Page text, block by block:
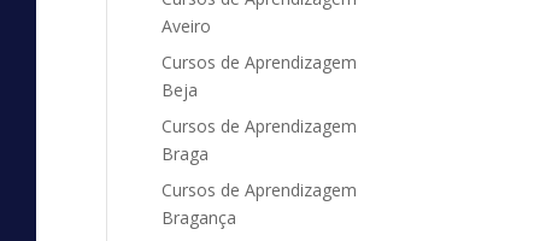
Aveiro
Cursos de Aprendizagem
Beja
Cursos de Aprendizagem
Braga
Cursos de Aprendizagem
Bragança